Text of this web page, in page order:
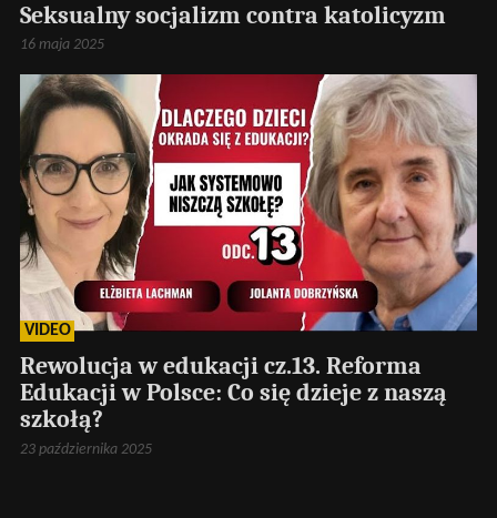
Seksualny socjalizm contra katolicyzm
16 maja 2025
VIDEO
Rewolucja w edukacji cz.13. Reforma
Edukacji w Polsce: Co się dzieje z naszą
szkołą?
23 października 2025